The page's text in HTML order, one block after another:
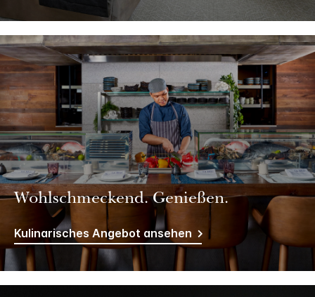
Wohlschmeckend. Genießen.
Kulinarisches Angebot ansehen